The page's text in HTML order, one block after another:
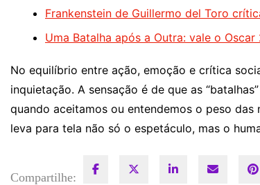
Frankenstein de Guillermo del Toro
Uma Batalha após a Outra: vale o Oscar
No equilíbrio entre ação, emoção e crítica
inquietação. A sensação é de que as
quando aceitamos ou entendemos o peso
leva para tela não só o espetáculo, mas o
Compartilhe: